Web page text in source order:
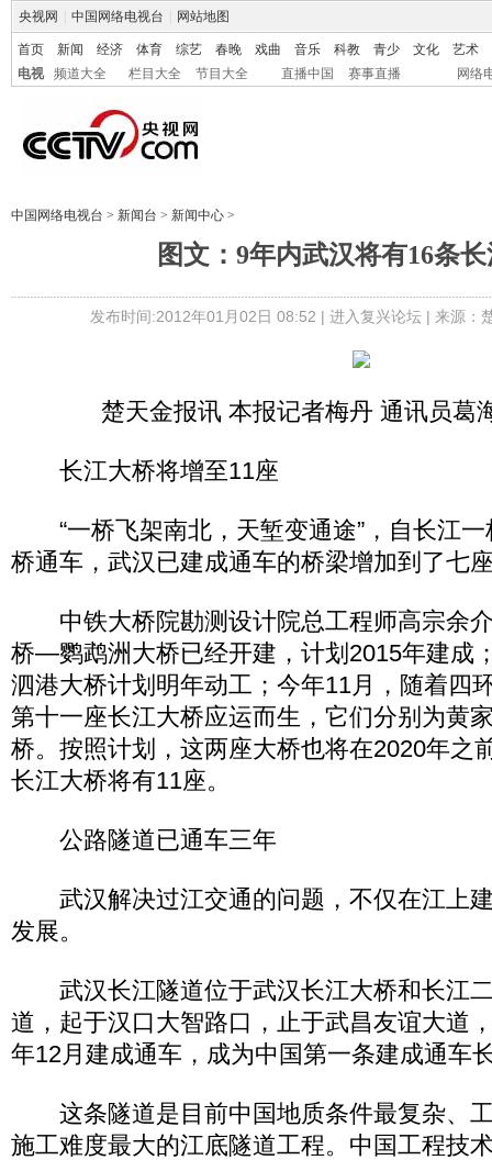
央视网 中国网络电视台 网站地图
首页 新闻 经济 体育 综艺 春晚 戏曲 音乐 科教 青少 文化
艺术
电视
频道大全 栏目大全 节目大全 直播中国 赛事直播 网络
中国网络电视台 > 新闻台 > 新闻中心 >
图文：9年内武汉将有16条
发布时间:2012年01月02日 08:52 | 进入复兴论坛| 来源：
楚天金报讯 本报记者梅丹 通讯员葛
长江大桥将增至11座
“一桥飞架南北，天堑变通途”，自长江一
桥通车，武汉已建成通车的桥梁增加到了七
中铁大桥院勘测设计院总工程师高宗余
桥—鹦鹉洲大桥已经开建，计划2015年建成
泗港大桥计划明年动工；今年11月，随着四
第十一座长江大桥应运而生，它们分别为黄
桥。按照计划，这两座大桥也将在2020年之
长江大桥将有11座。
公路隧道已通车三年
武汉解决过江交通的问题，不仅在江上
发展。
武汉长江隧道位于武汉长江大桥和长江
道，起于汉口大智路口，止于武昌友谊大道
年12月建成通车，成为中国第一条建成通车
这条隧道是目前中国地质条件最复杂、
施工难度最大的江底隧道工程。中国工程技